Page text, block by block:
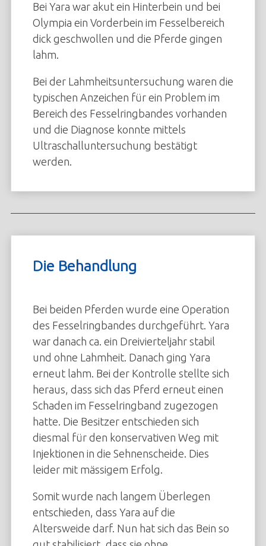
Anmeldung
Bei Yara war akut ein Hinterbein und bei
Olympia ein Vorderbein im Fesselbereich
dick geschwollen und die Pferde gingen
lahm.
Bei der Lahmheitsuntersuchung waren die
typischen Anzeichen für ein Problem im
Bereich des Fesselringbandes vorhanden
und die Diagnose konnte mittels
Ultraschalluntersuchung bestätigt
werden.
Die Behandlung
Bei beiden Pferden wurde eine Operation
des Fesselringbandes durchgeführt. Yara
war danach ca. ein Dreivierteljahr stabil
und ohne Lahmheit. Danach ging Yara
erneut lahm. Bei der Kontrolle stellte sich
heraus, dass sich das Pferd erneut einen
Schaden im Fesselringband zugezogen
hatte. Die Besitzer entschieden sich
diesmal für den konservativen Weg mit
Injektionen in die Sehnenscheide. Dies
leider mit mässigem Erfolg.
Somit wurde nach langem Überlegen
entschieden, dass Yara auf die
Altersweide darf. Nun hat sich das Bein so